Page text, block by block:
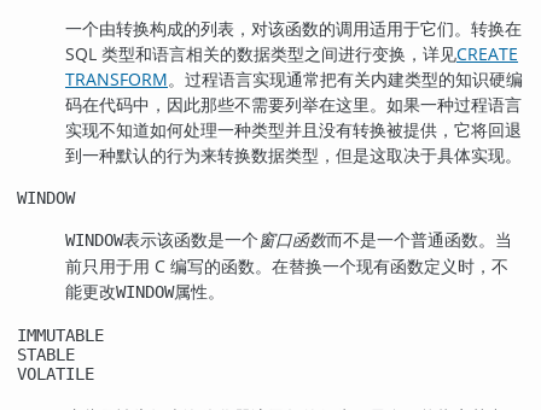
一个由转换构成的列表，对该函数的调用适用于它们。转换在
SQL 类型和语言相关的数据类型之间进行变换，详见CREATE
TRANSFORM。过程语言实现通常把有关内建类型的知识硬编
码在代码中，因此那些不需要列举在这里。如果一种过程语言
实现不知道如何处理一种类型并且没有转换被提供，它将回退
到一种默认的行为来转换数据类型，但是这取决于具体实现。
WINDOW
WINDOW表示该函数是一个窗口函数而不是一个普通函数。当
前只用于用 C 编写的函数。在替换一个现有函数定义时，不
能更改WINDOW属性。
IMMUTABLE
STABLE
VOLATILE